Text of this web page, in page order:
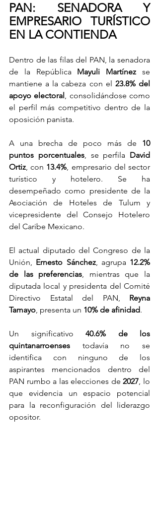
PAN: SENADORA Y
EMPRESARIO TURÍSTICO
EN LA CONTIENDA
Dentro de las filas del PAN, la senadora
de la República Mayuli Martínez se
mantiene a la cabeza con el 23.8% del
apoyo electoral, consolidándose como
el perfil más competitivo dentro de la
oposición panista.
A una brecha de poco más de 10
puntos porcentuales, se perfila David
Ortiz, con 13.4%, empresario del sector
turístico y hotelero. Se ha
desempeñado como presidente de la
Asociación de Hoteles de Tulum y
vicepresidente del Consejo Hotelero
del Caribe Mexicano.
El actual diputado del Congreso de la
Unión, Ernesto Sánchez, agrupa 12.2%
de las preferencias, mientras que la
diputada local y presidenta del Comité
Directivo Estatal del PAN, Reyna
Tamayo, presenta un 10% de afinidad.
Un significativo 40.6% de los
quintanarroenses todavía no se
identifica con ninguno de los
aspirantes mencionados dentro del
PAN rumbo a las elecciones de 2027, lo
que evidencia un espacio potencial
para la reconfiguración del liderazgo
opositor.